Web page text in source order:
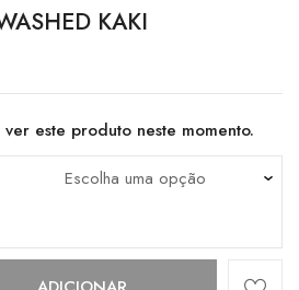
KAKI
ver este produto neste momento.